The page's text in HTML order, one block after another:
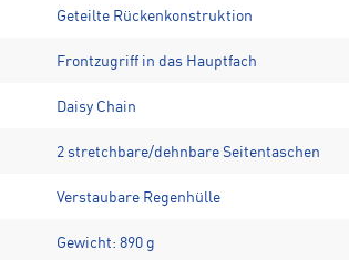
Geteilte Rückenkonstruktion
Frontzugriff in das Hauptfach
Daisy Chain
2 stretchbare/dehnbare Seitentaschen
Verstaubare Regenhülle
Gewicht: 890 g